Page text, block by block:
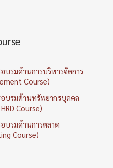
บรมด้านการบริหารจัดการ
Course)
บรมด้านทรัพยากรบุคคล
Course)
บรมด้านการตลาด
Course)